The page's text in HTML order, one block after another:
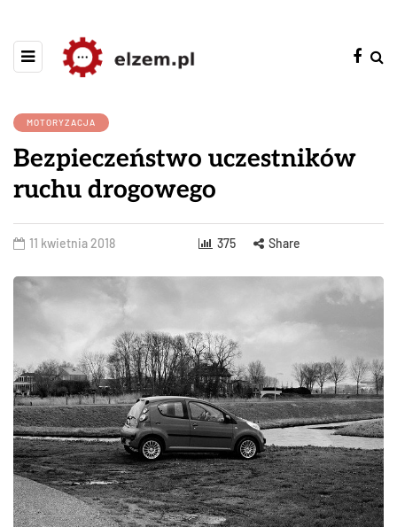
MOTORYZACJA
Bezpieczeństwo uczestników
ruchu drogowego
11 kwietnia 2018 375 Share